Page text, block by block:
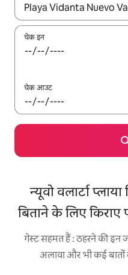
नतीजों के उपलब्ध होने पर, अप
चेक इन
चेक आउट
न्यूवो वलार्टा
बिताने के लिए
गेस्ट सहमत हैं : ठहरने की
अलावा और भी कई बातों